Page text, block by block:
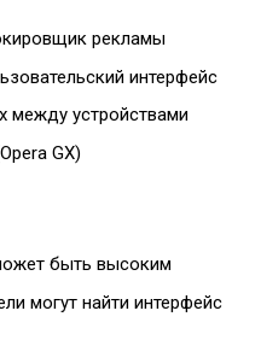
рекламы
интерфейс
между устройствами
GX)
быть высоким
могут найти интерфейс